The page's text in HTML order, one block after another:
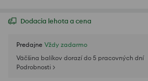
Dodacia lehota a cena
Predajne Vždy zadarmo
Väčšina balíkov dorazí do 5 pracovných dní
Podrobnosti >